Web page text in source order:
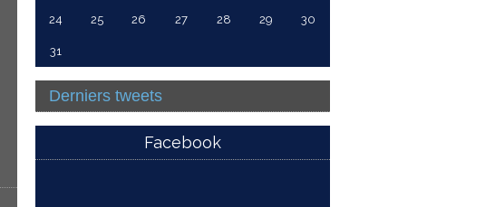
24 25 26 27 28 29 30
31
Derniers tweets
Facebook